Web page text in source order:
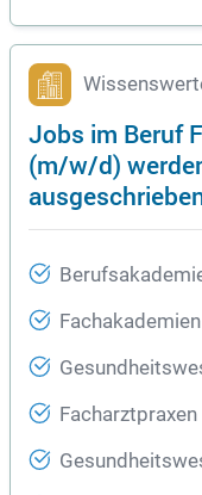
Jobs im Beruf
(m/w/d)
Fachakademien
Facharztpraxen